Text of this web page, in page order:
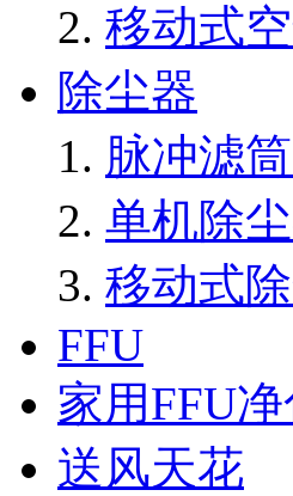
移动式
除尘器
脉冲滤
单机除
移动式
FFU
家用FFU
送风天花